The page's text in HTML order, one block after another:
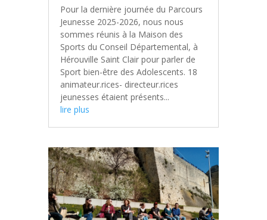
Pour la dernière journée du Parcours
Jeunesse 2025-2026, nous nous
sommes réunis à la Maison des
Sports du Conseil Départemental, à
Hérouville Saint Clair pour parler de
Sport bien-être des Adolescents. 18
animateur.rices- directeur.rices
jeunesses étaient présents...
lire plus